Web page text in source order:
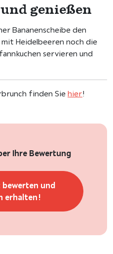
genießen
Bananenscheibe den
Heidelbeeren noch die
servieren und
finden Sie hier!
Ihre Bewertung
und
erhalten!